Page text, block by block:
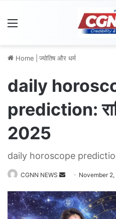
Home ज्योतिष और धर्म
daily
prediction:
2025
daily horoscope
CGNN NEWS
n
d
November